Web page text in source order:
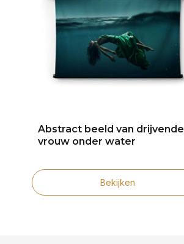
Abstract beeld van drijvende
vrouw onder water
Bekijken